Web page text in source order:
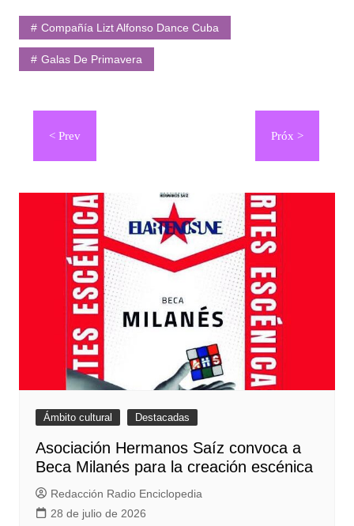
Compañía Lizt Alfonso Dance Cuba
Galas De Primavera
Navegación
entradas
Ámbito cultural Destacadas
Asociación Hermanos Saíz convoca a
Beca Milanés para la creación escénica
Redacción Radio Enciclopedia
28 de julio de 2026